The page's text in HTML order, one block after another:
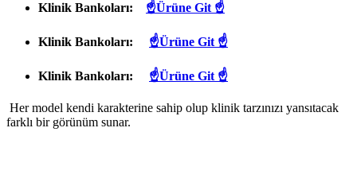
Klinik Bankoları: ☝Ürüne Git ☝
Klinik Bankoları: ☝Ürüne Git ☝
Klinik Bankoları: ☝Ürüne Git ☝
Her model kendi karakterine sahip olup klinik tarzınızı yansıtacak
farklı bir görünüm sunar.